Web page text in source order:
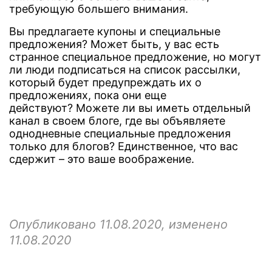
требующую большего внимания.
Вы предлагаете купоны и специальные
предложения? Может быть, у вас есть
странное специальное предложение, но могут
ли люди подписаться на список рассылки,
который будет предупреждать их о
предложениях, пока они еще
действуют? Можете ли вы иметь отдельный
канал в своем блоге, где вы объявляете
однодневные специальные предложения
только для блогов? Единственное, что вас
сдержит – это ваше воображение.
Опубликовано 11.08.2020, изменено
11.08.2020